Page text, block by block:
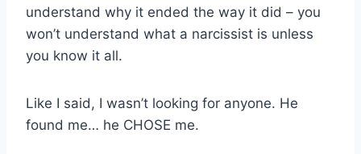
understand why it ended the way it did – you
won’t understand what a narcissist is unless
you know it all.
Like I said, I wasn’t looking for anyone. He
found me… he CHOSE me.